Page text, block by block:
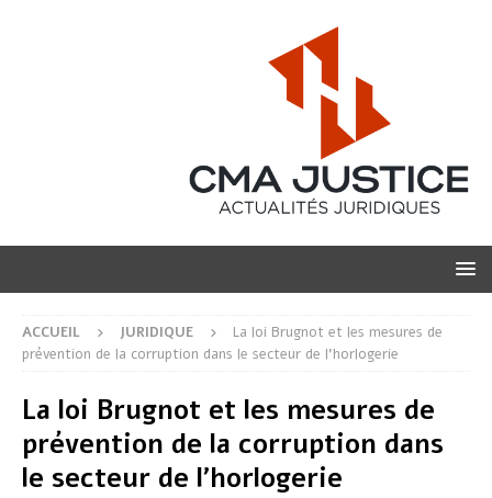
ACCUEIL JURIDIQUE
La loi Brugnot et les mesures de
prévention de la corruption dans le secteur de l’horlogerie
La loi Brugnot et les mesures de
prévention de la corruption dans
le secteur de l’horlogerie